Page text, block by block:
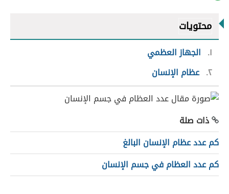
محتويات
١
الجهاز العظمي
٢ عظام الإنسان
ذات صلة
كم عدد عظام الإنسان البالغ
كم عدد العظام في جسم الإنسان